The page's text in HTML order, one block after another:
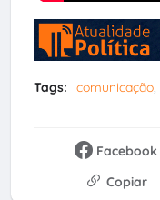
Tags: comunicação
Facebook
Copiar